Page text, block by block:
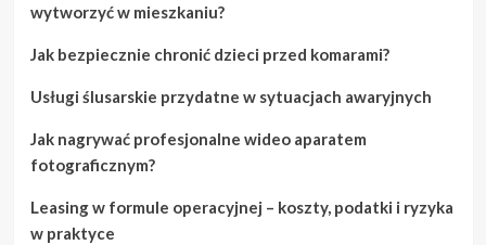
wytworzyć w mieszkaniu?
Jak bezpiecznie chronić dzieci przed komarami?
Usługi ślusarskie przydatne w sytuacjach awaryjnych
Jak nagrywać profesjonalne wideo aparatem
fotograficznym?
Leasing w formule operacyjnej – koszty, podatki i ryzyka
w praktyce